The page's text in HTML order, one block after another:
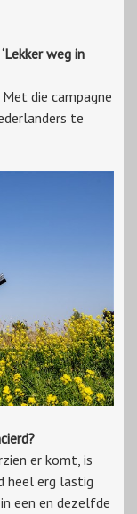
weg in
die campagne
te
er komt, is
heel erg lastig
een en dezelfde